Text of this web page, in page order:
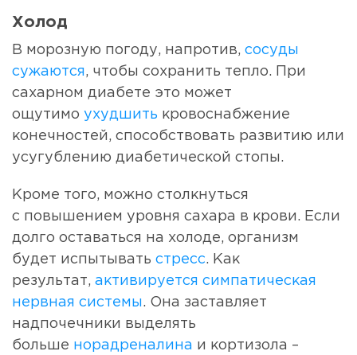
Холод
В морозную погоду, напротив, сосуды
сужаются, чтобы сохранить тепло. При
сахарном диабете это может
ощутимо ухудшить кровоснабжение
конечностей, способствовать развитию или
усугублению диабетической стопы.
Кроме того, можно столкнуться
с повышением уровня сахара в крови. Если
долго оставаться на холоде, организм
будет испытывать стресс. Как
результат, активируется симпатическая
нервная системы. Она заставляет
надпочечники выделять
больше норадреналина и кортизола –